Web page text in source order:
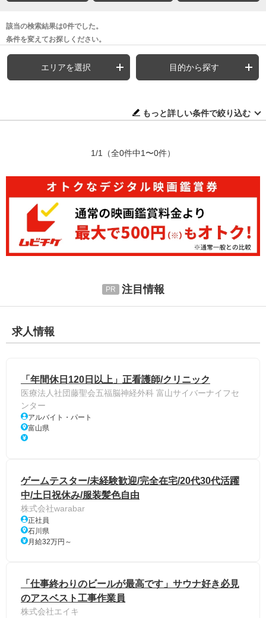
該当の検索結果は0件でした。
条件を変えてお探しください。
エリアを選択 目的から探す
もっと詳しい条件で絞り込む
1/1 （全0件中1〜0件）
注目情報
求人情報
「年間休日120日以上」正看護師/クリニック
医療法人社団藤聖会五福脳神経外科 富山サイバーナイフセ
ンター
アルバイト・パート
富山県
ゲームテスター/未経験歓迎/完全在宅/20代30代活躍
中/土日祝休み/服装髪色自由
株式会社warabar
正社員
石川県
月給32万円～
「仕事終わりのビールが最高です」サウナ好き必見
のアスベスト工事作業員
株式会社エイキ